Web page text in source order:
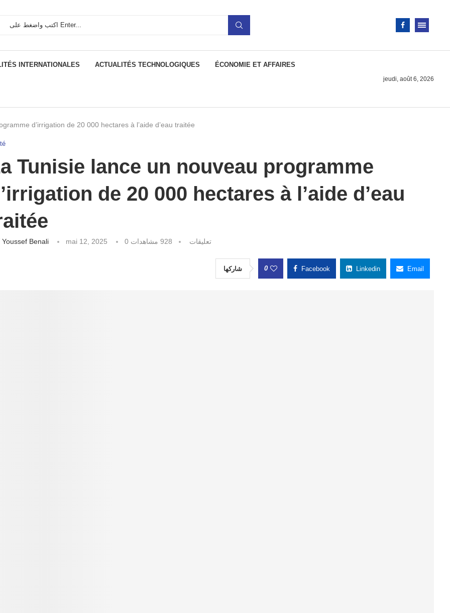
INTERNATIONALES ACTUALITÉS TECHNOLOGIQUES ÉCONOMIE ET AFFAIRES
jeudi, août 6, 2026
d’irrigation de 20 000 hectares à l’aide d’eau traitée
Tunisie lance un nouveau programme
de 20 000 hectares à l’aide d’eau
Youssef Benali mai 12, 2025 0 تعليقات 928 مشاهدات
شاركها 0 Facebook Linkedin Email